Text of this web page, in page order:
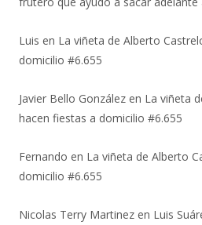
Luis en La viñeta de Alberto
domicilio #6.655
Javier Bello González en La viñeta
hacen fiestas a domicilio #6.655
Fernando en La viñeta de Alberto
domicilio #6.655
Nicolas Terry Martinez en Luis